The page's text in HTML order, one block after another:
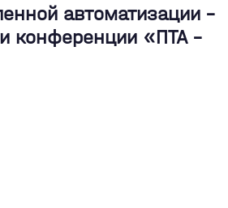
автоматизации -
конференции «ПТА –